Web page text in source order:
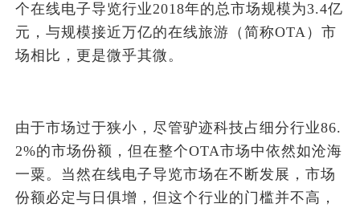
个在线电子导览行业2018年的总市场规模为3.4亿
元，与规模接近万亿的在线旅游（简称OTA）市
场相比，更是微乎其微。
由于市场过于狭小，尽管驴迹科技占细分行业86.
2%的市场份额，但在整个OTA市场中依然如沧海
一粟。当然在线电子导览市场在不断发展，市场
份额必定与日俱增，但这个行业的门槛并不高，